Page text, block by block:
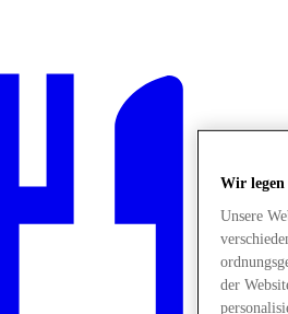
Wir
Unsere
der